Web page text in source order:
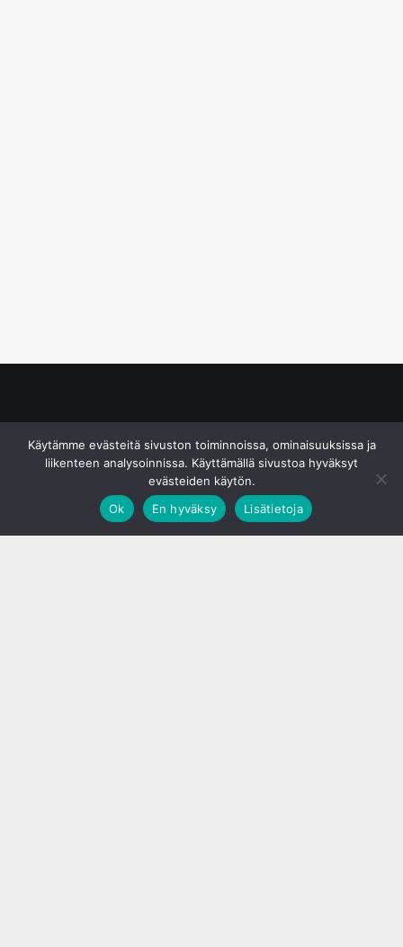
Käytämme evästeitä sivuston toiminnoissa, ominaisuuksissa ja
liikenteen analysoinnissa. Käyttämällä sivustoa hyväksyt
evästeiden käytön.
Ok
En hyväksy Lisätietoja